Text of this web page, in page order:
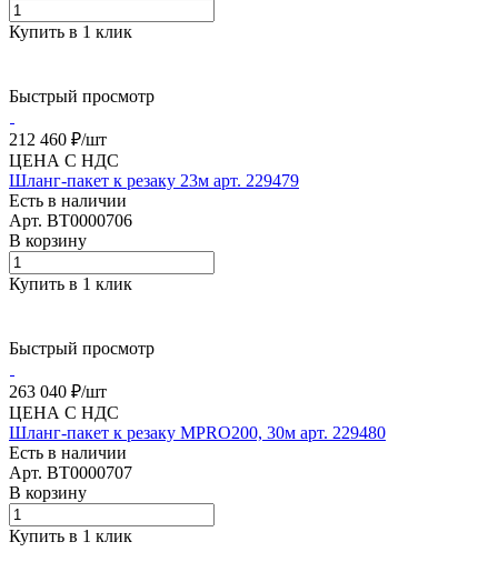
Купить в 1 клик
Быстрый просмотр
212 460 ₽/шт
ЦЕНА С НДС
Шланг-пакет к резаку 23м арт. 229479
Есть в наличии
Арт. BT0000706
В корзину
Купить в 1 клик
Быстрый просмотр
263 040 ₽/шт
ЦЕНА С НДС
Шланг-пакет к резаку MPRO200, 30м арт. 229480
Есть в наличии
Арт. BT0000707
В корзину
Купить в 1 клик